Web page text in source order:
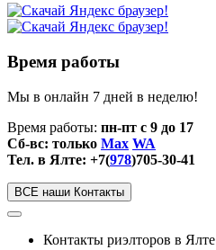
Время работы
Мы в онлайн 7 дней в неделю!
Время работы: пн-пт с 9 до 17
Сб-вс: только Max WA
Тел. в Ялте: +7(978)705-30-41
ВСЕ наши Контакты
Контакты риэлторов в Ялте